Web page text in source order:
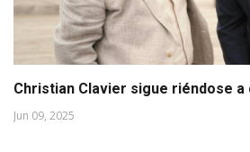
Christian Clavier sigue riéndose
Jun 09, 2025